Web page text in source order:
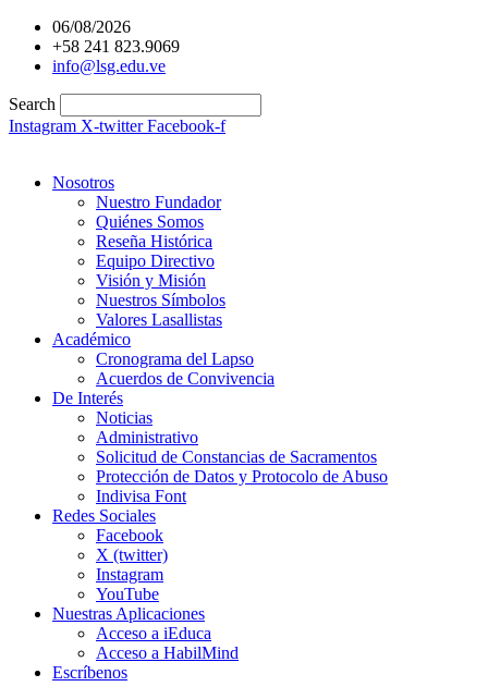
contenido
06/08/2026
+58 241 823.9069
info@lsg.edu.ve
Search
Instagram X-twitter Facebook-f
Nosotros
Nuestro Fundador
Quiénes Somos
Reseña Histórica
Equipo Directivo
Visión y Misión
Nuestros Símbolos
Valores Lasallistas
Académico
Cronograma del Lapso
Acuerdos de Convivencia
De Interés
Noticias
Administrativo
Solicitud de Constancias de Sacramentos
Protección de Datos y Protocolo de Abuso
Indivisa Font
Redes Sociales
Facebook
X (twitter)
Instagram
YouTube
Nuestras Aplicaciones
Acceso a iEduca
Acceso a HabilMind
Escríbenos